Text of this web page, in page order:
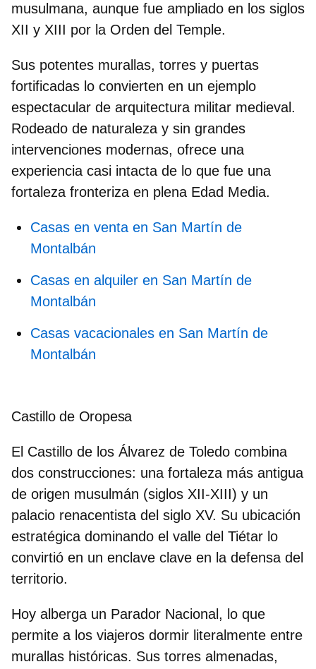
musulmana, aunque fue ampliado en los siglos
XII y XIII por la Orden del Temple.
Sus potentes murallas, torres y puertas
fortificadas lo convierten en un ejemplo
espectacular de arquitectura militar medieval.
Rodeado de naturaleza y sin grandes
intervenciones modernas, ofrece una
experiencia casi intacta de lo que fue una
fortaleza fronteriza en plena Edad Media.
Casas en venta en San Martín de
Montalbán
Casas en alquiler en San Martín de
Montalbán
Casas vacacionales en San Martín de
Montalbán
Castillo de Oropesa
El Castillo de los Álvarez de Toledo combina
dos construcciones: una fortaleza más antigua
de origen musulmán (siglos XII-XIII) y un
palacio renacentista del siglo XV. Su ubicación
estratégica dominando el valle del Tiétar lo
convirtió en un enclave clave en la defensa del
territorio.
Hoy alberga un Parador Nacional, lo que
permite a los viajeros dormir literalmente entre
murallas históricas. Sus torres almenadas,